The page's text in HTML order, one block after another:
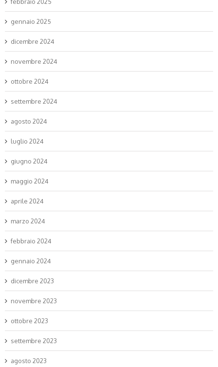
gennaio 2025
dicembre 2024
novembre 2024
ottobre 2024
settembre 2024
agosto 2024
luglio 2024
giugno 2024
maggio 2024
aprile 2024
marzo 2024
febbraio 2024
gennaio 2024
dicembre 2023
novembre 2023
ottobre 2023
settembre 2023
agosto 2023